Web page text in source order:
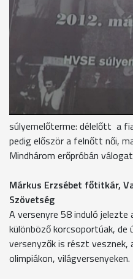
Németh László elnök, Vas
Tavaly ugye mindenki tudja,
Géza bácsi. Versenyzői
szerettünk volna állítani.
Tóth Géza
szeretnénk teremteni.
Szombaton három
súlyemelőterme: délelőtt a
pedig először a felnőtt női,
Mindhárom erőpróbán
Márkus Erzsébet főtitkár,
Szövetség
A versenyre 58 induló jelezte
különböző korcsoportúak,
versenyzők is részt
olimpiákon, világversenyeken.